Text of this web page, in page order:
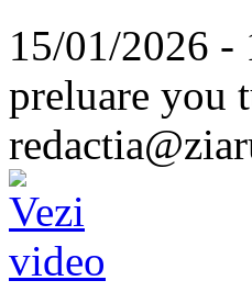
15/01/2026 -
preluare you